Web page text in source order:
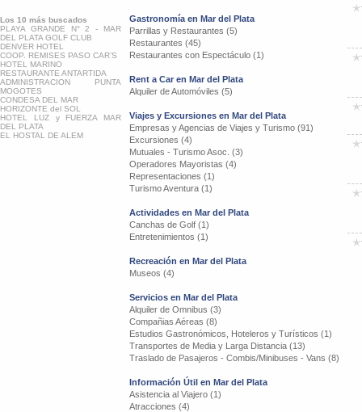
Los 10 más buscados
PLAYA GRANDE N° 2 - MAR
DEL PLATA GOLF CLUB
DENVER HOTEL
COOP. REMISES PASO CAR’S
HOTEL MARINO
RESTAURANTE ANTARTIDA
ADMINISTRACION PUNTA
MOGOTES
CONDESA DEL MAR
HORIZONTE del SOL
HOTEL LUZ y FUERZA MAR
DEL PLATA
EL HOSTAL DE ALEM
Gastronomía en Mar del Plata
Parrillas y Restaurantes (5)
Restaurantes (45)
Restaurantes con Espectáculo (1)
Rent a Car en Mar del Plata
Alquiler de Automóviles (5)
Viajes y Excursiones en Mar del Plata
Empresas y Agencias de Viajes y Turismo (91)
Excursiones (4)
Mutuales - Turismo Asoc. (3)
Operadores Mayoristas (4)
Representaciones (1)
Turismo Aventura (1)
Actividades en Mar del Plata
Canchas de Golf (1)
Entretenimientos (1)
Recreación en Mar del Plata
Museos (4)
Servicios en Mar del Plata
Alquiler de Omnibus (3)
Compañias Aéreas (8)
Estudios Gastronómicos, Hoteleros y Turísticos (1)
Transportes de Media y Larga Distancia (13)
Traslado de Pasajeros - Combis/Minibuses - Vans (8)
Información Útil en Mar del Plata
Asistencia al Viajero (1)
Atracciones (4)